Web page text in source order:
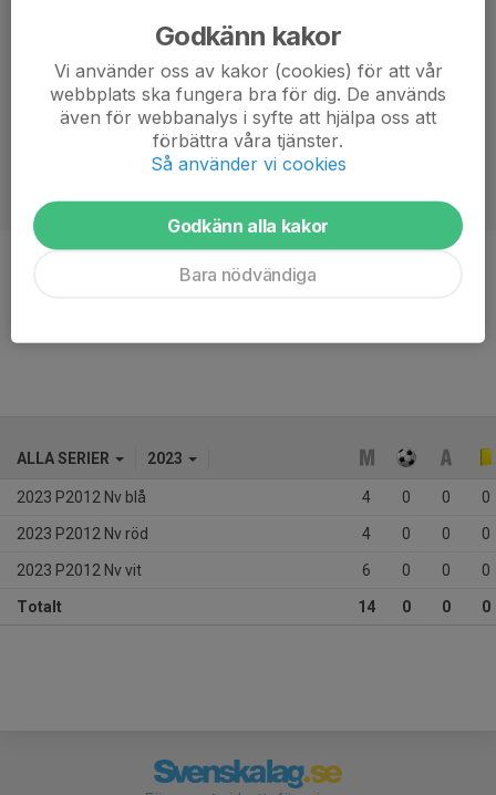
-
ALLA SERIER 2023
2023 P2012 Nv blå 4 0 0 0
2023 P2012 Nv röd 4 0 0 0
2023 P2012 Nv vit 6 0 0 0
Totalt 14 0 0 0
Godkänn kakor
Vi använder oss av kakor (cookies) för att vår
webbplats ska fungera bra för dig. De används
även för webbanalys i syfte att hjälpa oss att
förbättra våra tjänster.
Så använder vi cookies
Godkänn alla kakor
Bara nödvändiga